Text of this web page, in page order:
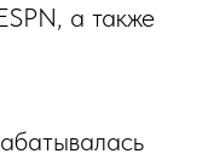
а также